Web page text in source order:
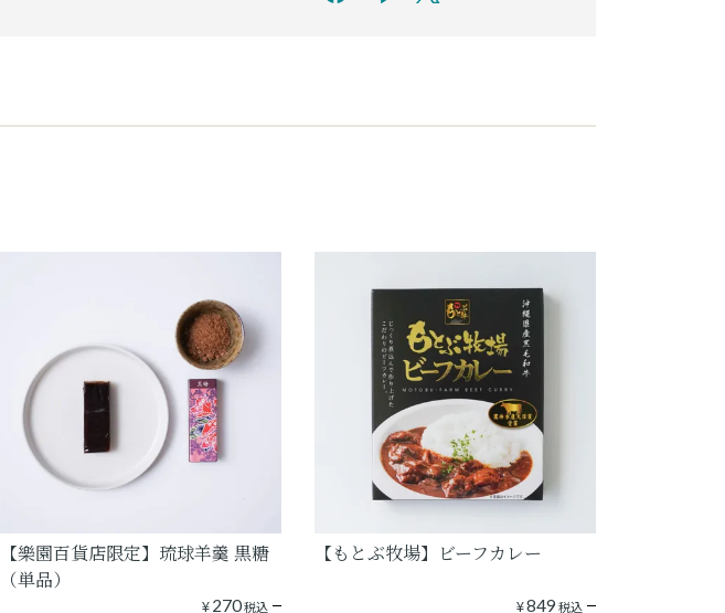
【樂園百貨店限定】琉球羊羹 黒糖
（単品）
¥270税込
【もとぶ牧場】ビーフカレー
¥849税込